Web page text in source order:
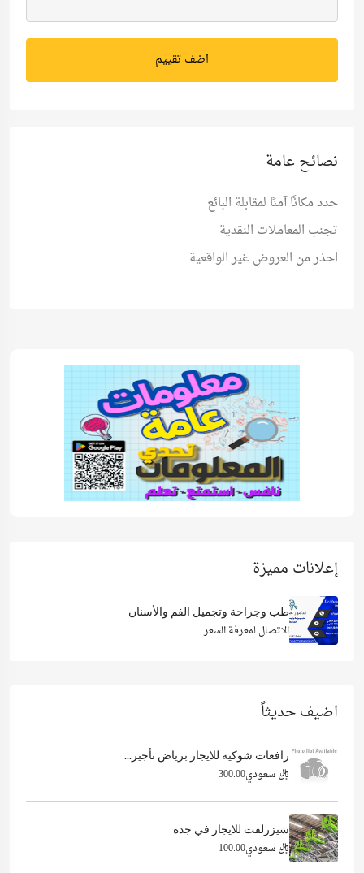
اضف تقييم
نصائح عامة
حدد مكانًا آمنًا لمقابلة البائع
تجنب المعاملات النقدية
احذر من العروض غير الواقعية
إعلانات مميزة
طب وجراحة وتجميل الفم والأسنان
الاتصال لمعرفة السعر
اضيف حديثاً
رافعات شوكيه للايجار برياض تأجير...
ريال سعودي300.00
سيزرلفت للايجار في جده
ريال سعودي100.00